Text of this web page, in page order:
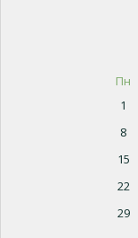
Пн
1
8
15
22
29